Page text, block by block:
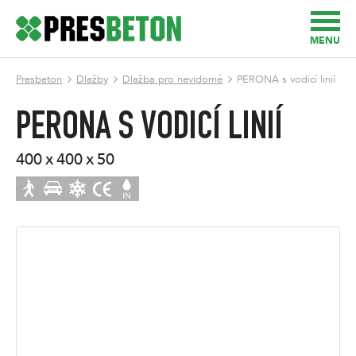
MENU
Presbeton Dlažby Dlažba pro nevidomé PERONA s vodicí linií
PERONA S VODICÍ LINIÍ
400 x 400 x 50